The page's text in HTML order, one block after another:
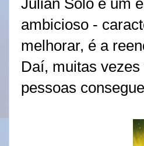
Julian Solo é um
ambicioso -
melhorar, é a
Daí, muitas
pessoas